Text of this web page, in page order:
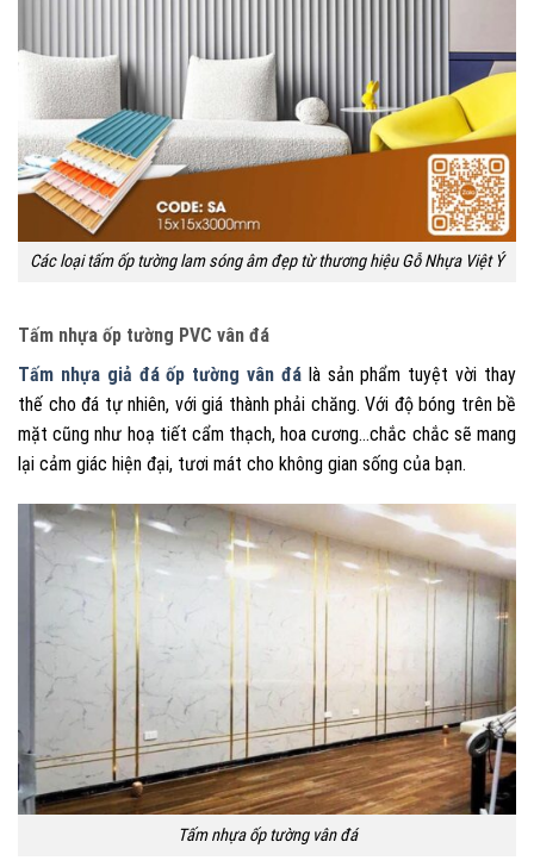
Các loại tấm ốp tường lam sóng âm đẹp từ thương hiệu Gỗ Nhựa Việt Ý
Tấm nhựa ốp tường PVC vân đá
Tấm nhựa giả đá ốp tường vân đálà sản phẩm tuyệt vời thay
thế cho đá tự nhiên, với giá thành phải chăng. Với độ bóng trên bề
mặt cũng như hoạ tiết cẩm thạch, hoa cương…chắc chắc sẽ mang
lại cảm giác hiện đại, tươi mát cho không gian sống của bạn.
Tấm nhựa ốp tường vân đá